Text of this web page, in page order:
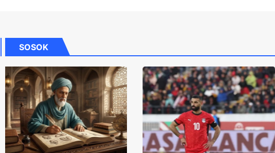
SOSOK